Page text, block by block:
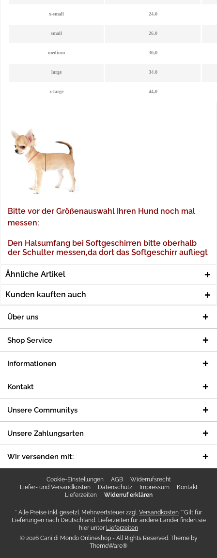
x-small 24,0
small 26,0
medium 30,0
large 34,0
x-large 44,0
Bitte vor der Größenauswahl Ihren Hund noch mal
messen:
Den Halsumfang bei Softgeschirren bitte oberhalb
der Schulter messen,da dort das Softgeschirr aufliegt
Ähnliche Artikel
Kunden kauften auch
Über uns
Shop Service
Informationen
Kontakt
Unsere Communitys
Unsere Zahlungsarten
Wir versenden mit:
Cookie-Einstellungen AGB
Widerrufsrecht
Liefer- und Versandkosten
Datenschutz Impressum
Kontakt
Lieferzeiten
Widerruf erklären
* Alle Preise inkl. gesetzl. Mehrwertsteuer zzgl. Versandkosten **Gilt für
Lieferungen nach Deutschland. Lieferzeiten für andere Länder finden sie
hier unter Lieferzeiten
© 2026 Cani di Mondo Onlineshop - All Rights Reserved. Theme by
ThemeWare®